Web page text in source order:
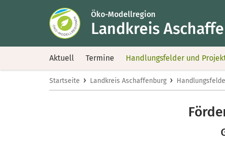
Öko-Modellregion
Landkreis
Aktuell Termine Handlungsfelder und
Startseite › Landkreis Aschaffenburg ›